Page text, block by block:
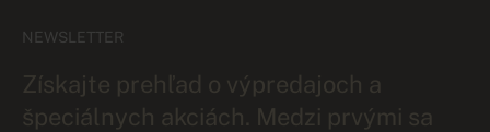
NEWSLETTER
Získajte prehľad o výpredajoch a
špeciálnych akciách. Medzi prvými sa